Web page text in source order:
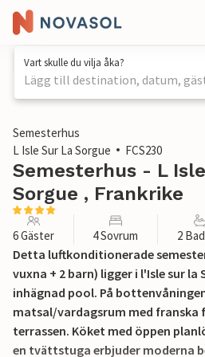
Vart skulle du vilja åka?
Lägg till destination, datum,
1 / 21
Semesterhus
L Isle Sur La Sorgue
FCS230
Semesterhus - L
Sorgue , Frankrike
6 Gäster 4 Sovrum 2
Detta luftkonditionerade
vuxna + 2 barn) ligger i l'Isle sur
inhägnad pool. På
matsal/vardagsrum med franska
terrassen. Köket med öppen
en tvättstuga erbjuder moderna